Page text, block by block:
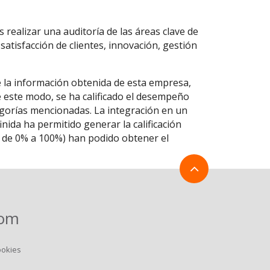
una auditoría de las áreas clave de
de clientes, innovación, gestión
información obtenida de esta empresa,
modo, se ha calificado el desempeño
mencionadas. La integración en un
ha permitido generar la calificación
0% a 100%) han podido obtener el